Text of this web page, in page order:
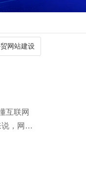
网站建设
互联网
，网站